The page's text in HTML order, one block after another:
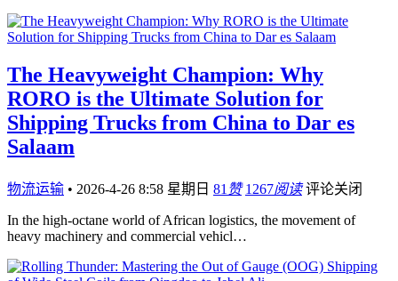
The Heavyweight Champion: Why
RORO is the Ultimate Solution for
Shipping Trucks from China to Dar es
Salaam
物流运输 • 2026-4-26 8:58 星期日 81 赞 1267阅读 评论关闭
In the high-octane world of African logistics, the movement of
heavy machinery and commercial vehicl…